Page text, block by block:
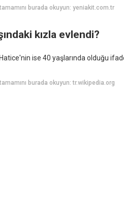
burada okuyun: yeniakit.com.tr
kızla evlendi?
ise 40 yaşlarında olduğu
burada okuyun: tr.wikipedia.org